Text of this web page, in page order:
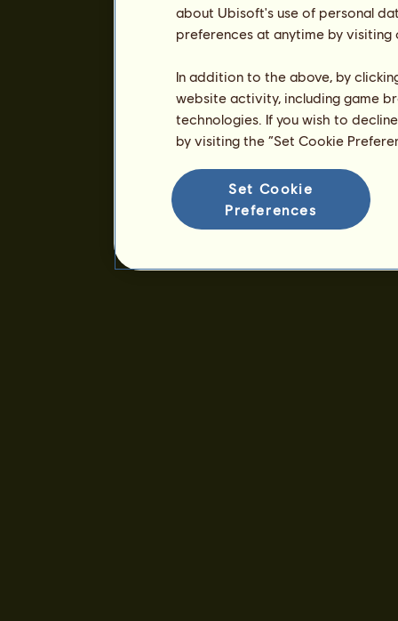
about Ubisoft's use of personal
preferences at anytime by
In addition to the above, by
website activity, including game
technologies. If you wish to
by visiting the “Set Cookie
Set Cookie
Preferences